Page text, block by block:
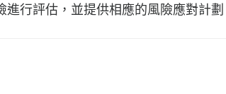
進行評估，並提供相應的風險應對計